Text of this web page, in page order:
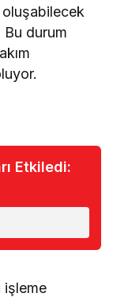
Bu durum
Etkiledi:
işleme